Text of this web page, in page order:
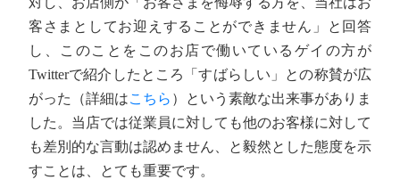
客さまとしてお迎えすることができません」と回答
し、このことをこのお店で働いているゲイの方が
Twitterで紹介したところ「すばらしい」との称賛が広
がった（詳細はこちら ）という素敵な出来事がありま
した。当店では従業員に対しても他のお客様に対して
も差別的な言動は認めません、と毅然とした態度を示
すことは、とても重要です。